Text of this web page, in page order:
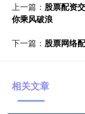
上一篇： 股票配资
你乘风破浪
下一篇： 股票网络
相关文章